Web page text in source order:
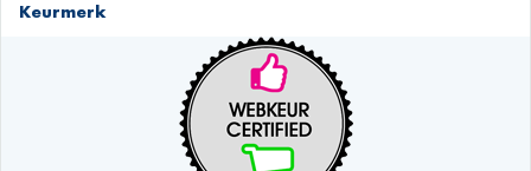
Keurmerk